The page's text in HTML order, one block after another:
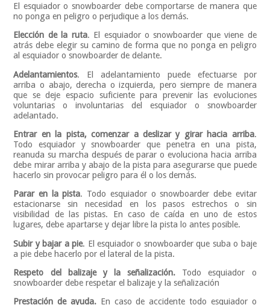
El esquiador o snowboarder debe comportarse de manera que
no ponga en peligro o perjudique a los demás.
Elección de la ruta. El esquiador o snowboarder que viene de
atrás debe elegir su camino de forma que no ponga en peligro
al esquiador o snowboarder de delante.
Adelantamientos. El adelantamiento puede efectuarse por
arriba o abajo, derecha o izquierda, pero siempre de manera
que se deje espacio suficiente para prevenir las evoluciones
voluntarias o involuntarias del esquiador o snowboarder
adelantado.
Entrar en la pista, comenzar a deslizar y girar hacia arriba.
Todo esquiador y snowboarder que penetra en una pista,
reanuda su marcha después de parar o evoluciona hacia arriba
debe mirar arriba y abajo de la pista para asegurarse que puede
hacerlo sin provocar peligro para él o los demás.
Parar en la pista. Todo esquiador o snowboarder debe evitar
estacionarse sin necesidad en los pasos estrechos o sin
visibilidad de las pistas. En caso de caída en uno de estos
lugares, debe apartarse y dejar libre la pista lo antes posible.
Subir y bajar a pie. El esquiador o snowboarder que suba o baje
a pie debe hacerlo por el lateral de la pista.
Respeto del balizaje y la señalización. Todo esquiador o
snowboarder debe respetar el balizaje y la señalización
Prestación de ayuda. En caso de accidente todo esquiador o